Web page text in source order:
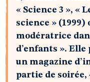
« Science 3 », «
science »
modératrice
d’enfants ».
un magazine
partie de soirée,